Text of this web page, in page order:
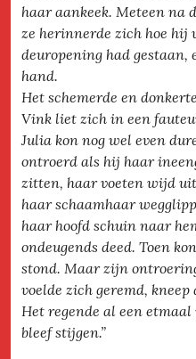
haar aankeek. Meteen na
ze herinnerde zich hoe hij
deuropening had
hand.
Het schemerde en
Vink liet zich in een
Julia kon nog wel even
ontroerd als hij haar
zitten, haar voeten wijd
haar schaamhaar
haar hoofd schuin naar
ondeugends deed. Toen
stond. Maar zijn
voelde zich geremd,
Het regende al een
bleef stijgen.”